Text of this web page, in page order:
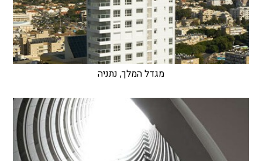
מגדל המלך, נתניה